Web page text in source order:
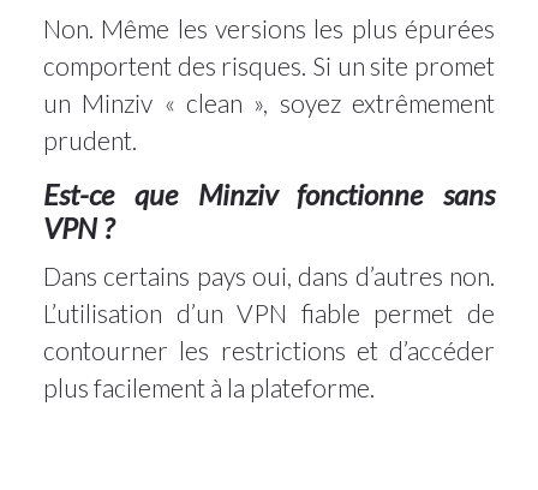
Non. Même les versions les plus épurées
comportent des risques. Si un site promet
un Minziv « clean », soyez extrêmement
prudent.
Est-ce que Minziv fonctionne sans
VPN ?
Dans certains pays oui, dans d’autres non.
L’utilisation d’un VPN fiable permet de
contourner les restrictions et d’accéder
plus facilement à la plateforme.